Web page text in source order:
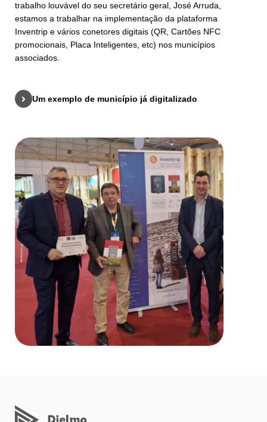
trabalho louvável do seu secretário geral, José Arruda,
estamos a trabalhar na implementação da plataforma
Inventrip e vários conetores digitais (QR, Cartões NFC
promocionais, Placa Inteligentes, etc) nos municípios
associados.
Um exemplo de município já digitalizado